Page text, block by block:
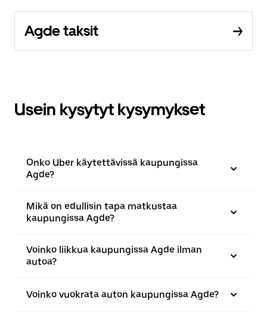
Agde taksit
Usein kysytyt kysymykset
Onko Uber käytettävissä kaupungissa
Agde?
Mikä on edullisin tapa matkustaa
kaupungissa Agde?
Voinko liikkua kaupungissa Agde ilman
autoa?
Voinko vuokrata auton kaupungissa Agde?